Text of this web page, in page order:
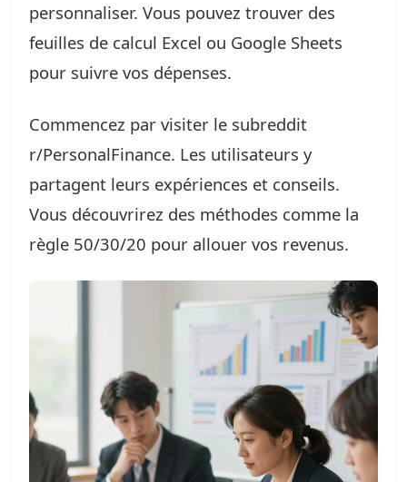
personnaliser. Vous pouvez trouver des
feuilles de calcul Excel ou Google Sheets
pour suivre vos dépenses.
Commencez par visiter le subreddit
r/PersonalFinance. Les utilisateurs y
partagent leurs expériences et conseils.
Vous découvrirez des méthodes comme la
règle 50/30/20 pour allouer vos revenus.